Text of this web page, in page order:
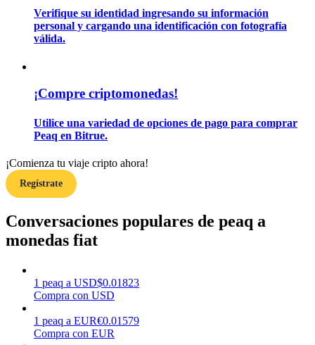
Estrategias comerciales
Earn
Power Piggy
Gana recompensas competitivas diariamente
Verifique su identidad ingresando su información
personal y cargando una identificación con fotografía
válida.
¡Compre criptomonedas!
Utilice una variedad de opciones de pago para comprar
Peaq en Bitrue.
¡Comienza tu viaje cripto ahora!
Regístrate
Conversaciones populares de peaq a
monedas fiat
1 peaq a USD$0.01823
Compra con USD
1 peaq a EUR€0.01579
Compra con EUR